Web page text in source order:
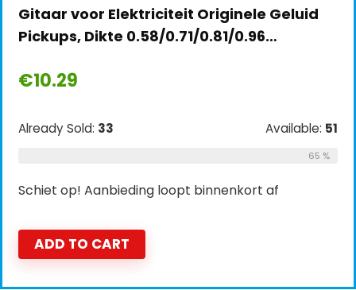
Gitaar voor Elektriciteit Originele Geluid
Pickups, Dikte 0.58/0.71/0.81/0.96…
€10.29
Already Sold: 33 Available: 51
65 %
Schiet op! Aanbieding loopt binnenkort af
ADD TO CART